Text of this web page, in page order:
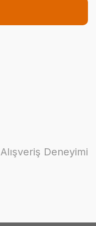
Alışveriş Deneyimi